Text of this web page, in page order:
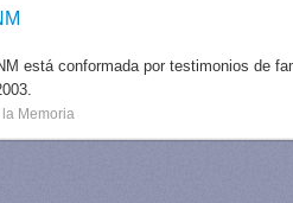
está conformada por testimonios de
Memoria